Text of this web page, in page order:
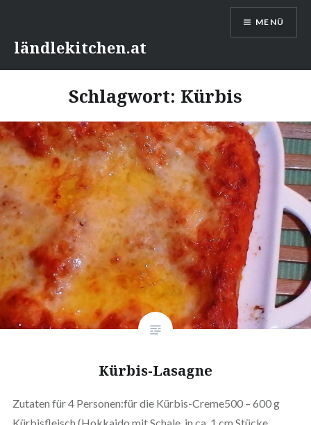
Inhaltländlekitchen.at
MENÜ
Schlagwort: Kürbis
Kürbis-Lasagne
Zutaten für 4 Personen:für die Kürbis-Creme500 – 600 g